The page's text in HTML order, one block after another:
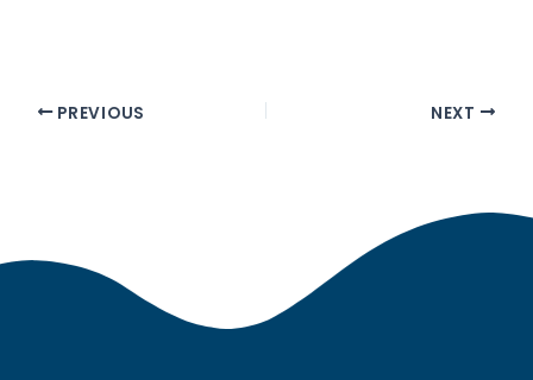
PREVIOUS NEXT